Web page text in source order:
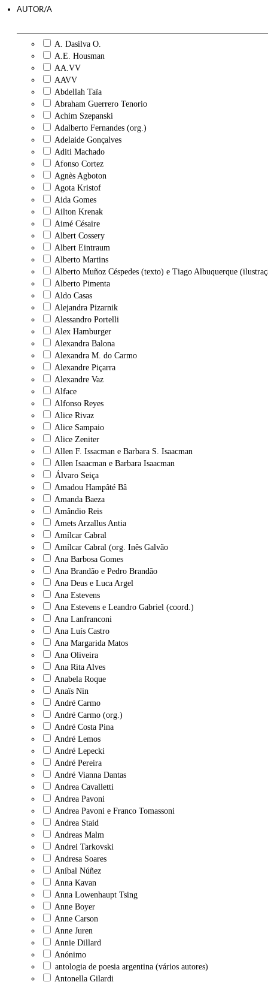
AUTOR/A
A. Dasilva O.
A.E. Housman
AA.VV
AAVV
Abdellah Taïa
Abraham Guerrero Tenorio
Achim Szepanski
Adalberto Fernandes (org.)
Adelaide Gonçalves
Aditi Machado
Afonso Cortez
Agnès Agboton
Agota Kristof
Aida Gomes
Ailton Krenak
Aimé Césaire
Albert Cossery
Albert Eintraum
Alberto Martins
Alberto Muñoz Céspedes (texto) e Tiago Albuquerque
Alberto Pimenta
Aldo Casas
Alejandra Pizarnik
Alessandro Portelli
Alex Hamburger
Alexandra Balona
Alexandra M. do Carmo
Alexandre Piçarra
Alexandre Vaz
Alface
Alfonso Reyes
Alice Rivaz
Alice Sampaio
Alice Zeniter
Allen F. Issacman e Barbara S. Isaacman
Allen Isaacman e Barbara Isaacman
Álvaro Seiça
Amadou Hampâté Bâ
Amanda Baeza
Amândio Reis
Amets Arzallus Antia
Amílcar Cabral
Amílcar Cabral (org. Inês Galvão
Ana Barbosa Gomes
Ana Brandão e Pedro Brandão
Ana Deus e Luca Argel
Ana Estevens
Ana Estevens e Leandro Gabriel (coord.)
Ana Lanfranconi
Ana Luís Castro
Ana Margarida Matos
Ana Oliveira
Ana Rita Alves
Anabela Roque
Anaïs Nin
André Carmo
André Carmo (org.)
André Costa Pina
André Lemos
André Lepecki
André Pereira
André Vianna Dantas
Andrea Cavalletti
Andrea Pavoni
Andrea Pavoni e Franco Tomassoni
Andrea Staid
Andreas Malm
Andrei Tarkovski
Andresa Soares
Aníbal Núñez
Anna Kavan
Anna Lowenhaupt Tsing
Anne Boyer
Anne Carson
Anne Juren
Annie Dillard
Anónimo
antologia de poesia argentina (vários autores)
Antonella Gilardi